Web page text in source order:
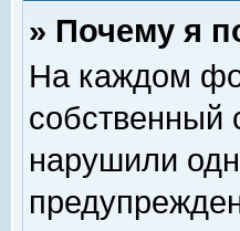
» Почему я
На каждом
собственный
нарушили